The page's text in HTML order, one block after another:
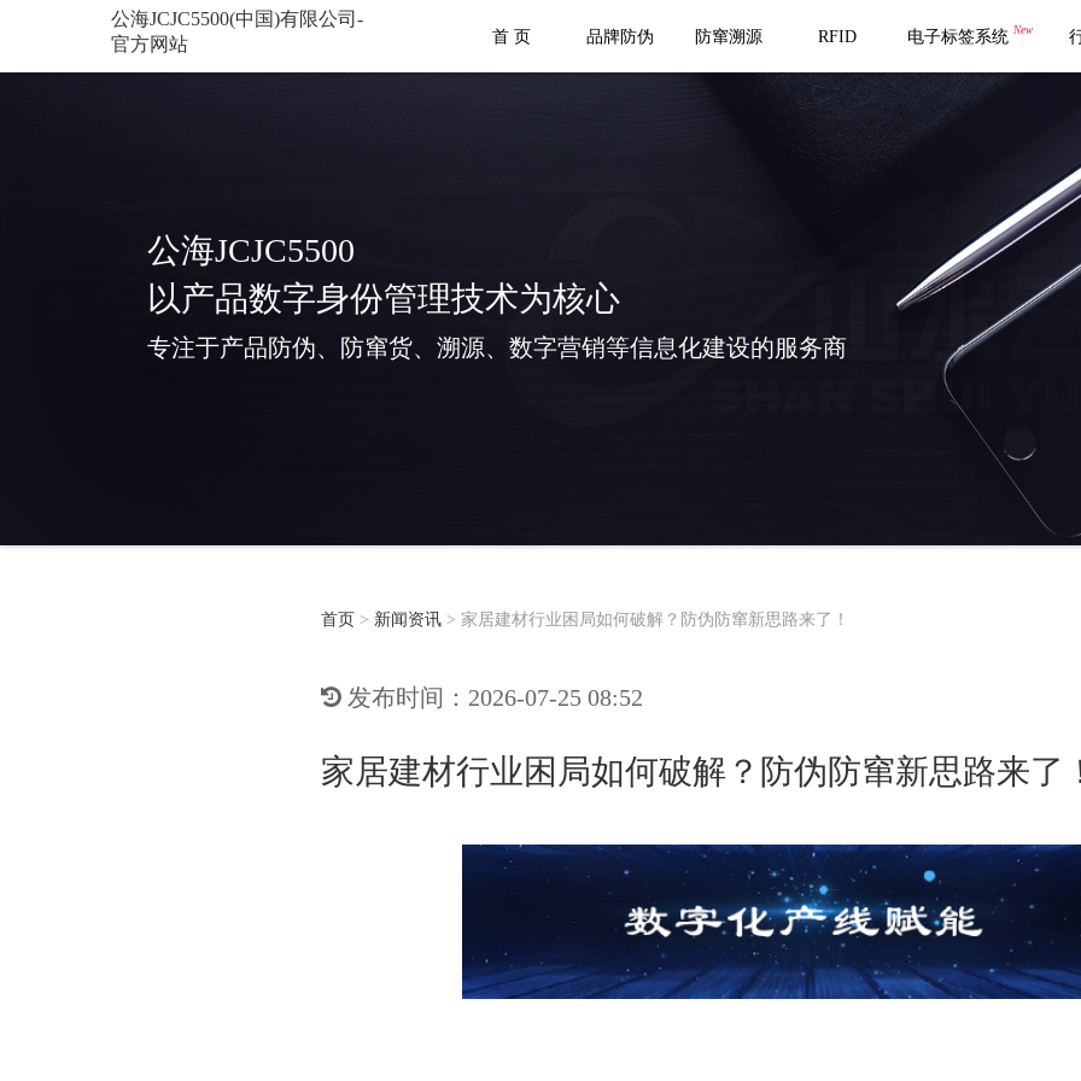
公海JCJC5500(中国)有限公司-
官方网站
首 页 品牌防伪 防窜溯源 RFID 电子标签系统 New
公海JCJC5500
以产品数字身份管理技术为核心
专注于产品防伪、防窜货、溯源、数字营销等信息化建设的服务商
首页 > 新闻资讯 > 家居建材行业困局如何破解？防伪防窜新思路来了！
发布时间：2026-07-25 08:52
家居建材行业困局如何破解？防伪防窜新思路来了